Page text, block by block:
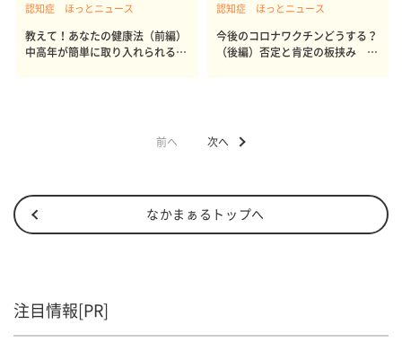
認知症 ほっとニュース
教えて！あなたの健康法（前編）
中高年が簡単に取り入れられる工
認知症 ほっとニュース
今後のコロナワクチンどうする？
（後編）否定と肯定の板挟み 後
前へ 次へ
なかまぁるトップへ
注目情報[PR]